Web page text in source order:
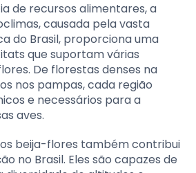
de recursos alimentares, a
causada pela vasta
do Brasil, proporciona uma
que suportam várias
De florestas denses na
nos pampas, cada região
e necessários para a
aves.
beija-flores também contribui
no Brasil. Eles são capazes de